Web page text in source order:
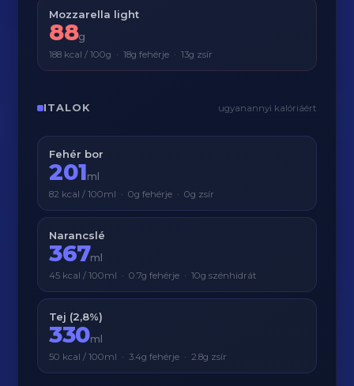
Mozzarella light
88g
188 kcal / 100g · 18g fehérje · 13g zsír
ITALOK ugyanannyi kalóriáért
Fehér bor
201ml
82 kcal / 100ml · 0g fehérje · 0g zsír
Narancslé
367ml
45 kcal / 100ml · 0.7g fehérje · 10g szénhidrát
Tej (2,8%)
330ml
50 kcal / 100ml · 3.4g fehérje · 2.8g zsír